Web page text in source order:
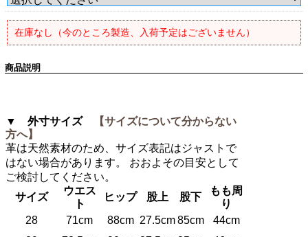
在庫なし（今のところ製造、入荷予定はございません）
商品説明
▼ 外寸サイズ
【サイズについて分からない
方へ】
革は天然素材のため、サイズ表記はジャストで
はない場合があります。 おおよその目安として
ご検討してください。
サイズ
ウエス
ト
ヒップ 股上 股下
もも周
り
28
71cm 88cm 27.5cm85cm
44cm